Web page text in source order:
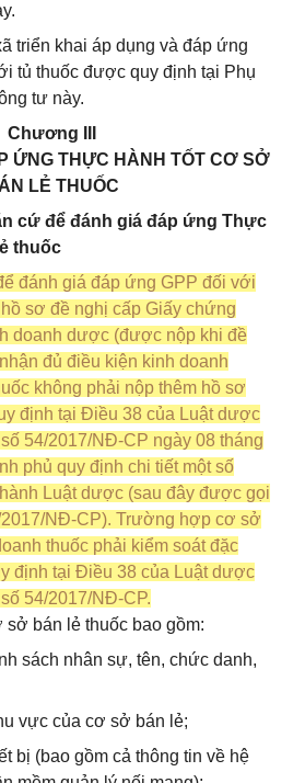
triển khai áp dụng và đáp ứng
tủ thuốc được quy định tại Phụ
tư này.
Chương III
ỨNG THỰC HÀNH TỐT CƠ SỞ
LẺ THUỐC
cứ để đánh giá đáp ứng Thực
thuốc
đánh giá đáp ứng GPP đối với
sơ đề nghị cấp Giấy chứng
doanh dược (được nộp khi đề
đủ điều kiện kinh doanh
không phải nộp thêm hồ sơ
định tại Điều 38 của Luật dược
54/2017/NĐ-CP ngày 08 tháng
phủ quy định chi tiết một số
Luật dược (sau đây được gọi
NĐ-CP). Trường hợp cơ sở
thuốc phải kiểm soát đặc
định tại Điều 38 của Luật dược
54/2017/NĐ-CP.
bán lẻ thuốc bao gồm:
sách nhân sự, tên, chức danh,
vực của cơ sở bán lẻ;
bị (bao gồm cả thông tin về hệ